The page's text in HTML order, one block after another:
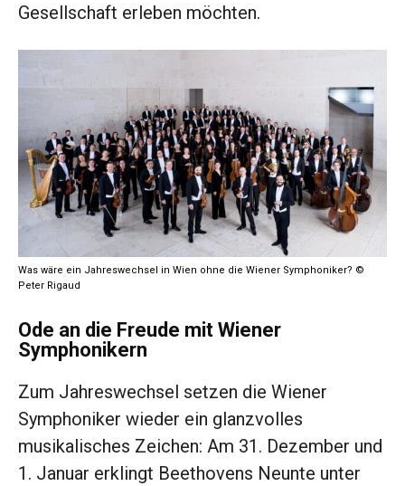
Gesellschaft erleben möchten.
Was wäre ein Jahreswechsel in Wien ohne die Wiener Symphoniker? ©
Peter Rigaud
Ode an die Freude mit Wiener
Symphonikern
Zum Jahreswechsel setzen die Wiener
Symphoniker wieder ein glanzvolles
musikalisches Zeichen: Am 31. Dezember und
1. Januar erklingt Beethovens Neunte unter